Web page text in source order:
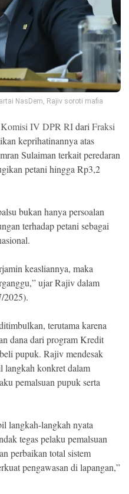
NasDem, Rajiv soroti mafia
IV DPR RIdariFraksi
keprihatinannya atas
Sulaiman terkait peredaran
petani hingga Rp3,2
bukan hanya persoalan
terhadap petani sebagai
keasliannya, maka
ujar Rajiv dalam
2025).
terutama karena
dana dari program Kredit
pupuk. Rajiv mendesak
langkah konkret dalam
pemalsuan pupuk serta
langkah-langkah nyata
tegas pelaku pemalsuan
perbaikan total sistem
pengawasan di lapangan,”